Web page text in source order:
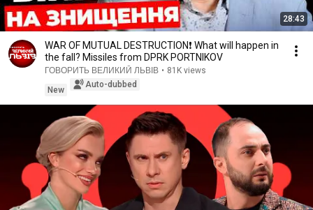
28:43
WAR OF MUTUAL DESTRUCTION❗ What will happen in
the fall? Missiles from DPRK PORTNIKOV
ГОВОРИТЬ ВЕЛИКИЙ ЛЬВІВ • 81K views
New
Auto-dubbed